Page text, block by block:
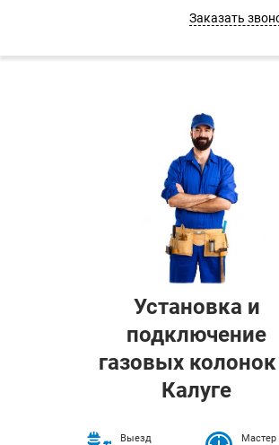
Заказать
Установка и
подключение
газовых
Калуге
Выезд
Мастер